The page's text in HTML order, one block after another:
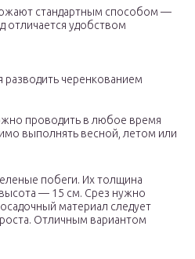
стандартным способом —
отличается удобством
разводить черенкованием
проводить в любое время
выполнять весной, летом или
побеги. Их толщина
— 15 см. Срез нужно
материал следует
Отличным вариантом